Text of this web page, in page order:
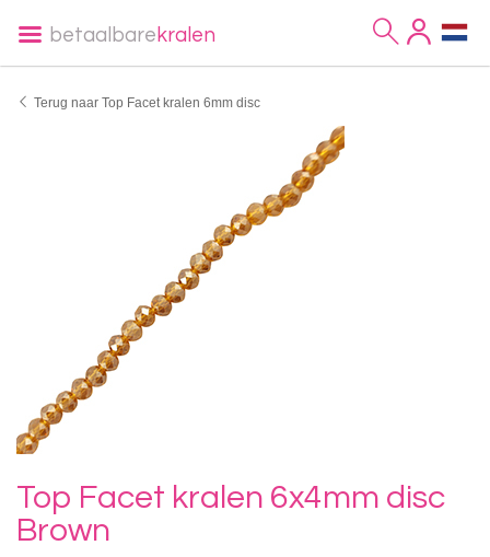
betaalbare kralen
Terug naar Top Facet kralen 6mm disc
Top Facet kralen 6x4mm disc
Brown